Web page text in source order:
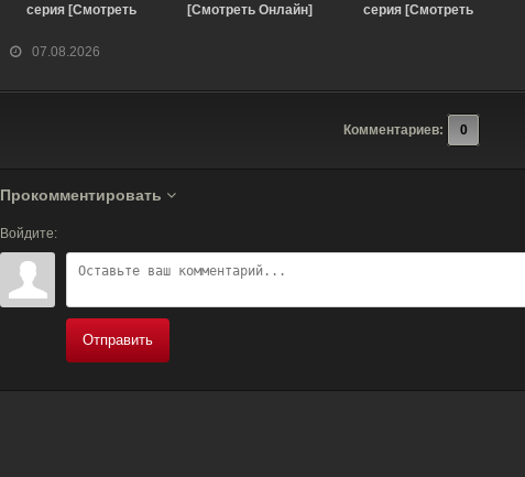
07.08.2026
серия [Смотреть
[Смотреть Онлайн]
серия [Смотреть
Комментариев: 0
Прокомментировать
Войдите:
Отправить